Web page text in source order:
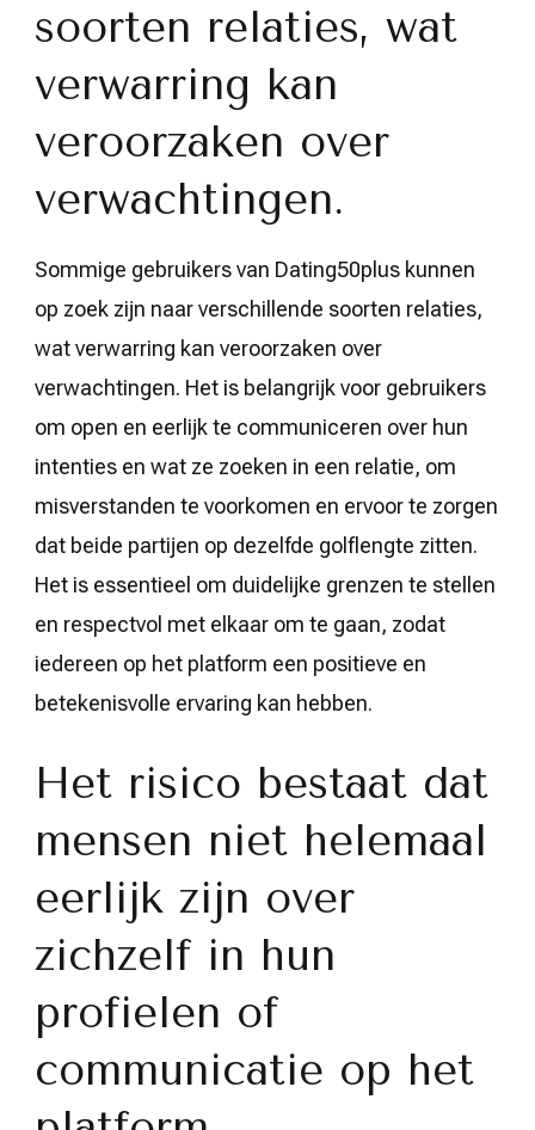
soorten relaties, wat
verwarring kan
veroorzaken over
verwachtingen.
Sommige gebruikers van Dating50plus kunnen
op zoek zijn naar verschillende soorten relaties,
wat verwarring kan veroorzaken over
verwachtingen. Het is belangrijk voor gebruikers
om open en eerlijk te communiceren over hun
intenties en wat ze zoeken in een relatie, om
misverstanden te voorkomen en ervoor te zorgen
dat beide partijen op dezelfde golflengte zitten.
Het is essentieel om duidelijke grenzen te stellen
en respectvol met elkaar om te gaan, zodat
iedereen op het platform een positieve en
betekenisvolle ervaring kan hebben.
Het risico bestaat dat
mensen niet helemaal
eerlijk zijn over
zichzelf in hun
profielen of
communicatie op het